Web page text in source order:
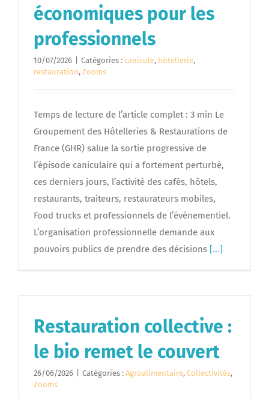
économiques pour les
professionnels
10/07/2026 Catégories : canicule, hôtellerie,
restauration, Zooms
Temps de lecture de l’article complet : 3 min Le
Groupement des Hôtelleries & Restaurations de
France (GHR) salue la sortie progressive de
l’épisode caniculaire qui a fortement perturbé,
ces derniers jours, l’activité des cafés, hôtels,
restaurants, traiteurs, restaurateurs mobiles,
Food trucks et professionnels de l’événementiel.
L’organisation professionnelle demande aux
pouvoirs publics de prendre des décisions [...]
Restauration collective :
le bio remet le couvert
26/06/2026 Catégories : Agroalimentaire, Collectivités,
Zooms